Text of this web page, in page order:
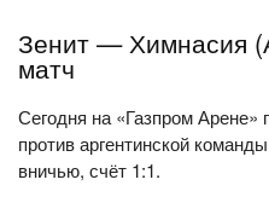
Зенит — Химнасия
матч
Сегодня на «Газпром
против аргентинской
вничью, счёт 1:1.